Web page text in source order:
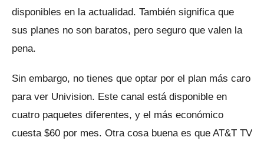
disponibles en la actualidad. También significa que
sus planes no son baratos, pero seguro que valen la
pena.
Sin embargo, no tienes que optar por el plan más caro
para ver Univision. Este canal está disponible en
cuatro paquetes diferentes, y el más económico
cuesta $60 por mes. Otra cosa buena es que AT&T TV